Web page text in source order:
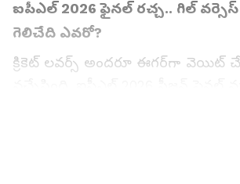
ఐపీఎల్ 2026 ఫైనల్ రచ్చ.. గిల్
గెలిచేది ఎవరో?
క్రికెట్ లవర్స్ అందరూ ఈగర్‌గా వెయిట్